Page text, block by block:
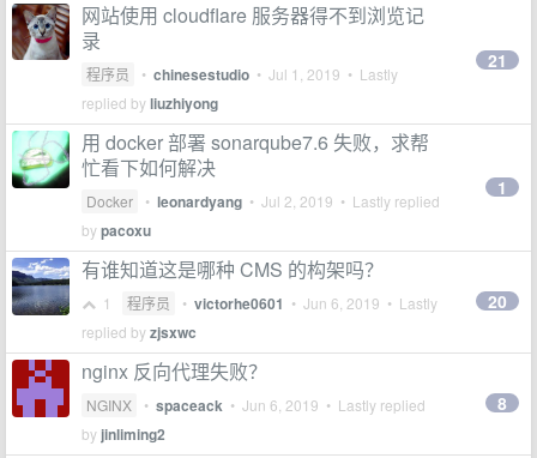
网站使用 cloudflare 服务器得不到浏览记
录
程序员 • chinesestudio • Jul 1, 2019 • Lastly
replied byliuzhiyong
21
用 docker 部署 sonarqube7.6 失败，求帮
忙看下如何解决
Docker • leonardyang • Jul 2, 2019 • Lastly replied
bypacoxu
1
有谁知道这是哪种 CMS 的构架吗？
1 程序员 • victorhe0601 • Jun 6, 2019 • Lastly
replied byzjsxwc
20
nginx 反向代理失败？
NGINX • spaceack • Jun 6, 2019 • Lastly replied
by jinliming2
8